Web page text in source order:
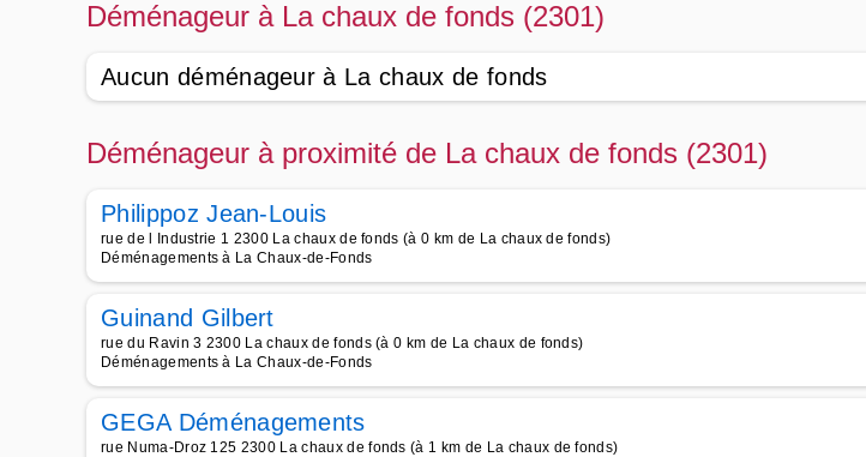
Déménageur à La chaux de fonds (2301)
Aucun déménageur à La chaux de fonds
Déménageur à proximité de La chaux de fonds (2301)
Philippoz Jean-Louis
rue de l Industrie 1 2300 La chaux de fonds (à 0 km de La chaux de fonds)
Déménagements à La Chaux-de-Fonds
Guinand Gilbert
rue du Ravin 3 2300 La chaux de fonds (à 0 km de La chaux de fonds)
Déménagements à La Chaux-de-Fonds
GEGA Déménagements
rue Numa-Droz 125 2300 La chaux de fonds (à 1 km de La chaux de fonds)